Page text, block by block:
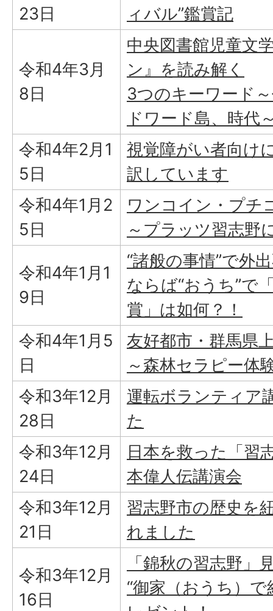
23日
ィバル”鑑賞記
令和4年3月
8日
中央図書館児童文
ン』を読み解く
3つのキーワード
ドワード島、時代
令和4年2月1
5日
視覚障がい者向け
訳しています
令和4年1月2
5日
ワンコイン・プチ
～プラッツ習志野
令和4年1月1
9日
“諸般の事情”で外
ならば“おうち”で
賞」は如何？！
令和4年1月5
日
友好都市・群馬県
～森林セラピー体
令和3年12月
28日
運転ボランティア
た
令和3年12月
24日
日本を救った「習
本偉人伝講演会
令和3年12月
21日
習志野市の歴史を
れました
令和3年12月
16日
「錦秋の習志野」
“御家（おうち）